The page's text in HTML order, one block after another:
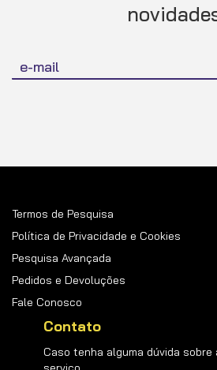
se
na
Termos de Pesquisa
Política de Privacidade e Cookies
Pesquisa Avançada
Pedidos e Devoluções
Fale Conosco
Contato
Caso tenha alguma dúvida sobre